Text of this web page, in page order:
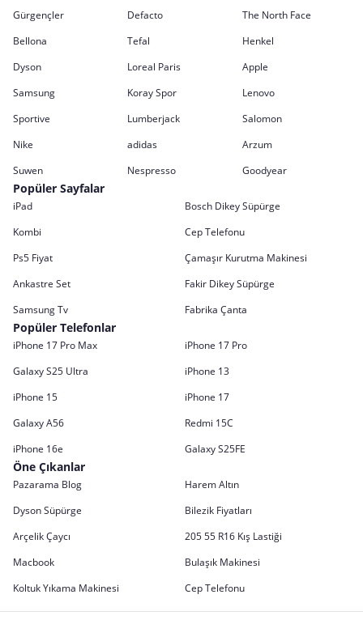
Gürgençler
Defacto
The North Face
Bellona
Tefal
Henkel
Dyson
Loreal Paris
Apple
Samsung
Koray Spor
Lenovo
Sportive
Lumberjack
Salomon
Nike
adidas
Arzum
Suwen
Nespresso Goodyear
Popüler Sayfalar
iPad
Bosch Dikey Süpürge
Kombi
Cep Telefonu
Ps5 Fiyat
Çamaşır Kurutma Makinesi
Ankastre Set
Fakir Dikey Süpürge
Samsung Tv
Fabrika Çanta
Popüler Telefonlar
iPhone 17 Pro Max
iPhone 17 Pro
Galaxy S25 Ultra
iPhone 13
iPhone 15
iPhone 17
Galaxy A56
Redmi 15C
iPhone 16e
Galaxy S25FE
Öne Çıkanlar
Pazarama Blog
Harem Altın
Dyson Süpürge
Bilezik Fiyatları
Arçelik Çaycı
205 55 R16 Kış Lastiği
Macbook
Bulaşık Makinesi
Koltuk Yıkama Makinesi
Cep Telefonu